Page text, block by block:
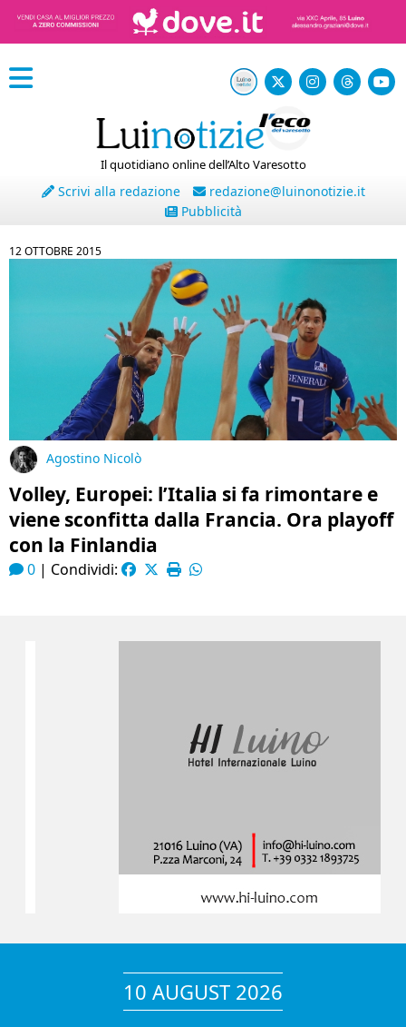
Il quotidiano online dell’Alto Varesotto
Scrivi alla redazione
redazione@luinonotizie.it
Pubblicità
12 OTTOBRE 2015
Agostino Nicolò
Volley, Europei: l’Italia si fa rimontare e
viene sconfitta dalla Francia. Ora playoff
con la Finlandia
0 | Condividi:
10 AUGUST 2026